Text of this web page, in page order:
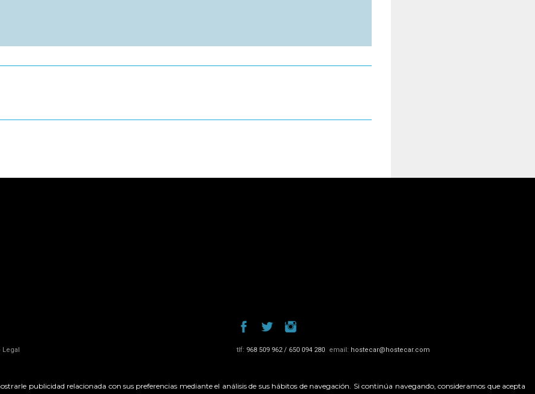
Legal tlf: 968 509 962 / 650 094 280 email: hostecar@hostecar.com
publicidad relacionada con sus preferencias mediante el análisis de sus hábitos de navegación. Si continúa navegando, consideramos que acepta